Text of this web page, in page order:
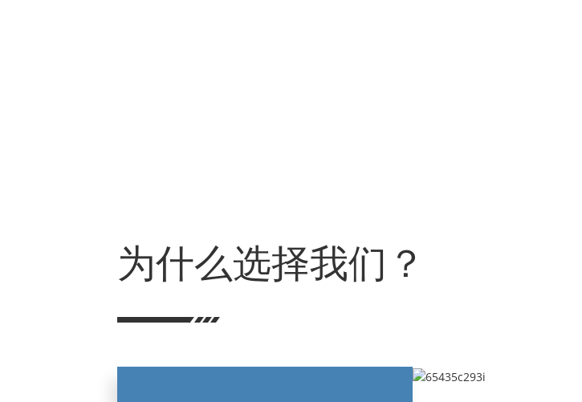
为什么选择我们？